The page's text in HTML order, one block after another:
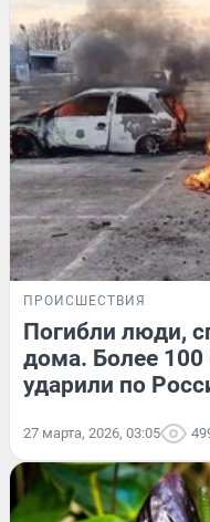
ПРОИСШЕСТВИЯ
Погибли люди,
дома. Более 100
ударили по
27 марта, 2026, 03:05